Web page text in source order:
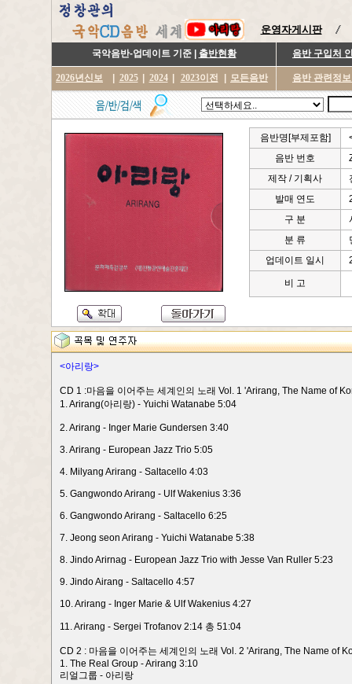
운영자게시판
국악음반-업데이트 기준 | 출반현황 음반 구입처
2026년신보 2025 2024 2023이전 모든음반 음반 관련정
음반명[부제포함]
음반 번호
제작 / 기획사
발매 연도
구 분
분 류
업데이트 일시
비 고
<아리랑>
CD 1 :마음을 이어주는 세계인의 노래 Vol. 1 'Arirang, The Name of
1. Arirang(아리랑) - Yuichi Watanabe 5:04
2. Arirang - Inger Marie Gundersen 3:40
3. Arirang - European Jazz Trio 5:05
4. Milyang Arirang - Saltacello 4:03
5. Gangwondo Arirang - Ulf Wakenius 3:36
6. Gangwondo Arirang - Saltacello 6:25
7. Jeong seon Arirang - Yuichi Watanabe 5:38
8. Jindo Arirnag - European Jazz Trio with Jesse Van Ruller 5:23
9. Jindo Airang - Saltacello 4:57
10. Arirang - Inger Marie & Ulf Wakenius 4:27
11. Arirang - Sergei Trofanov 2:14 총 51:04
CD 2 : 마음을 이어주는 세계인의 노래 Vol. 2 'Arirang, The Name of
1. The Real Group - Arirang 3:10
리얼그룹 - 아리랑